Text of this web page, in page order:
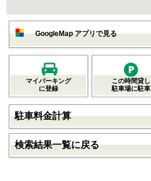
GoogleMap アプリで見る
マイパーキング
に登録
この時間貸し
駐車場に駐車
駐車料金計算
検索結果一覧に戻る